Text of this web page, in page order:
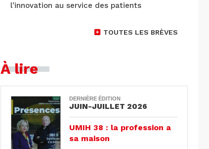
l’innovation au service des patients
TOUTES LES BRÈVES
À lire
DERNIÈRE ÉDITION
JUIN-JUILLET 2026
UMIH 38 : la profession a
sa maison